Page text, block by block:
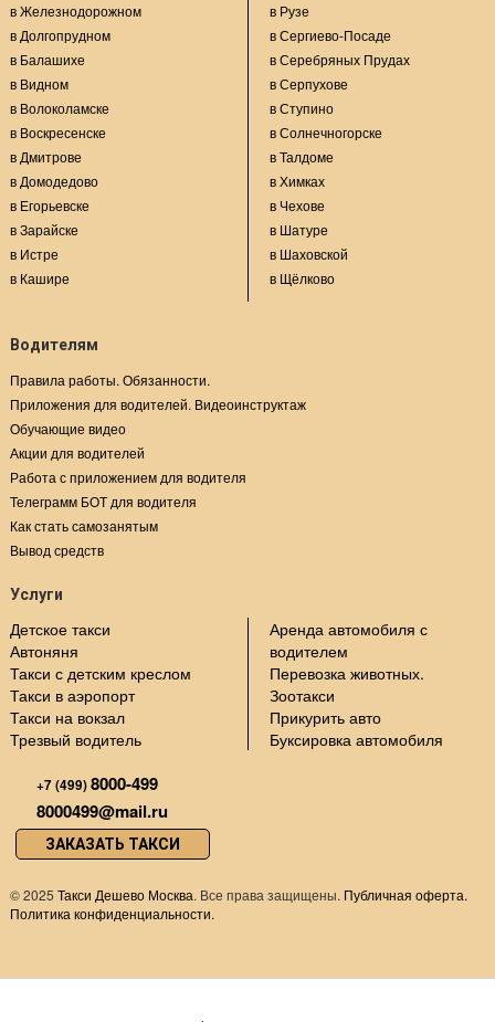
в Железнодорожном
в Долгопрудном
в Балашихе
в Видном
в Волоколамске
в Воскресенске
в Дмитрове
в Домодедово
в Егорьевске
в Зарайске
в Истре
в Кашире
в Рузе
в Сергиево-Посаде
в Серебряных Прудах
в Серпухове
в Ступино
в Солнечногорске
в Талдоме
в Химках
в Чехове
в Шатуре
в Шаховской
в Щёлково
Водителям
Правила работы. Обязанности.
Приложения для водителей. Видеоинструктаж
Обучающие видео
Акции для водителей
Работа с приложением для водителя
Телеграмм БОТ для водителя
Как стать самозанятым
Вывод средств
Услуги
Детское такси
Автоняня
Такси с детским креслом
Такси в аэропорт
Такси на вокзал
Трезвый водитель
Аренда автомобиля с
водителем
Перевозка животных.
Зоотакси
Прикурить авто
Буксировка автомобиля
+7 (499)8000-499
8000499@mail.ru
ЗАКАЗАТЬ ТАКСИ
©2025 Такси Дешево Москва. Все права защищены. Публичная оферта.
Политика конфиденциальности.